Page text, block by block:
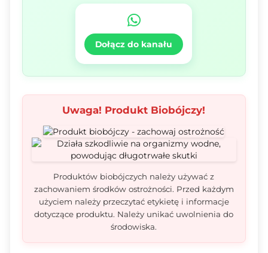
Dołącz do kanału
Uwaga! Produkt Biobójczy!
Produktów biobójczych należy używać z
zachowaniem środków ostrożności. Przed każdym
użyciem należy przeczytać etykietę i informacje
dotyczące produktu. Należy unikać uwolnienia do
środowiska.